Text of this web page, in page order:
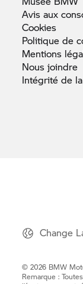
Avis aux
Cookies
Politique de
Mentions
Nousjoindre
Intégrité de
Change
© 2026 BMW
Remarque :